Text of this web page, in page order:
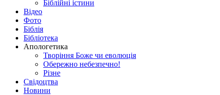
Біблійні істини
Відео
Фото
Біблія
Бібліотека
Апологетика
Творіння Боже чи еволюція
Обережно небезпечно!
Різне
Свідоцтва
Новини